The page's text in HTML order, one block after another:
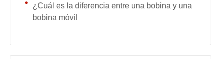
¿Cuál es la diferencia entre una bobina y una
bobina móvil